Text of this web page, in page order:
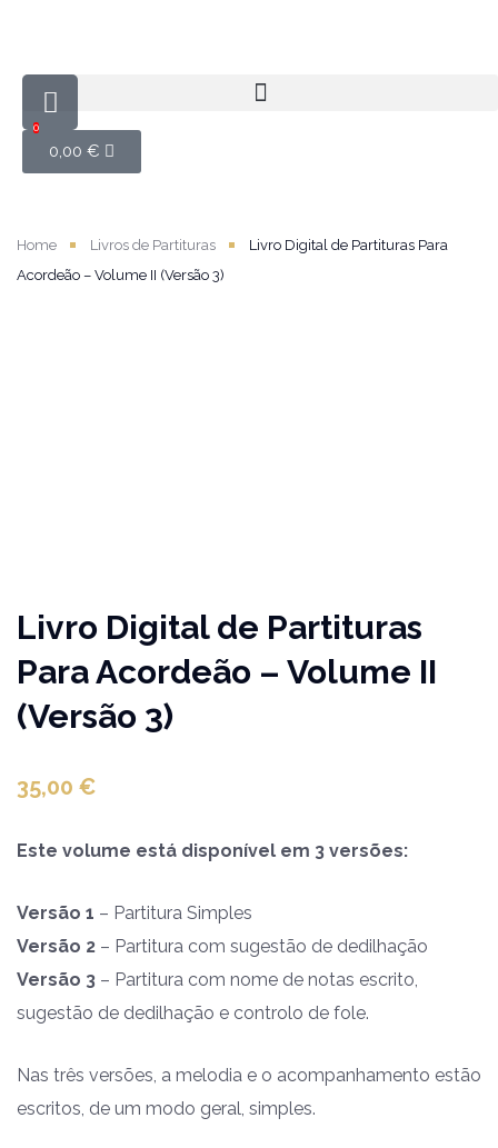
0,00 €
0
Home Livros de Partituras
Livro Digital de Partituras Para
Acordeão – Volume II (Versão 3)
Livro Digital de Partituras
Para Acordeão – Volume II
(Versão 3)
35,00 €
Este volume está disponível em 3 versões:
Versão 1 – Partitura Simples
Versão 2 – Partitura com sugestão de dedilhação
Versão 3 – Partitura com nome de notas escrito,
sugestão de dedilhação e controlo de fole.
Nas três versões, a melodia e o acompanhamento estão
escritos, de um modo geral, simples.